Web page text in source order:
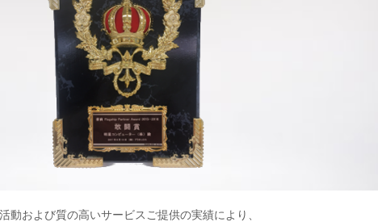
動および質の高いサービスご提供の実績により、